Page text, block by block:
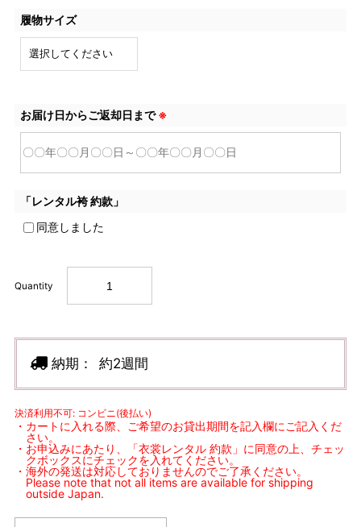
履物サイズ
お届け日からご返却日まで ※
「レンタル袴 約款」
同意しました
Quantity
納期： 約2週間
決済利用不可: コンビニ(後払い)
・カートに入れる際、ご希望のお貸出期間を記入欄にご記入くだ
さい。
・お申込みにあたり、「衣裳レンタル 約款」に同意の上、チェッ
クボックスにチェックを入れてください。
・海外の発送は対応しておりませんのでご了承ください。
Please note that not all items are available for shipping
outside Japan.